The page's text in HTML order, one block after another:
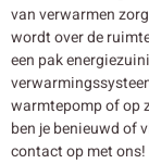
van verwarmen
wordt over de
een pak
warmtepomp of op
ben je benieuwd of
contact op met ons!